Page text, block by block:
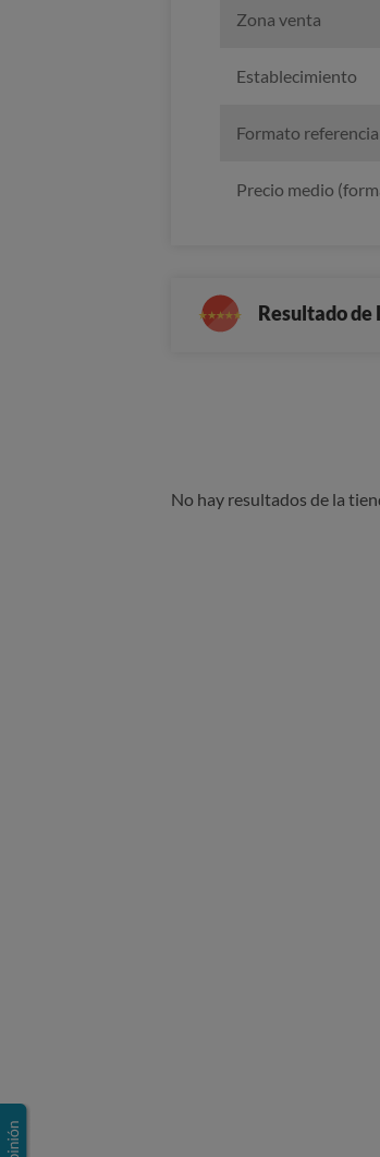
Zona venta
Establecimiento
Formato referencia
Precio medio
Resultado de
No hay resultados de la